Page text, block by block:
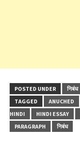
POSTED UNDER
निबंध
TAGGED
ANUCHED
HINDI
HINDI ESSAY
PARAGRAPH
निबंध